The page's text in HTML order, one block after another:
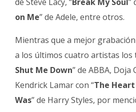
on Me” de Adele, entre otros.
Mientras que a mejor
a los últimos cuatro artistas los
Shut Me Down” de ABBA, Doja
Kendrick Lamar con “The
Was” de Harry Styles, por